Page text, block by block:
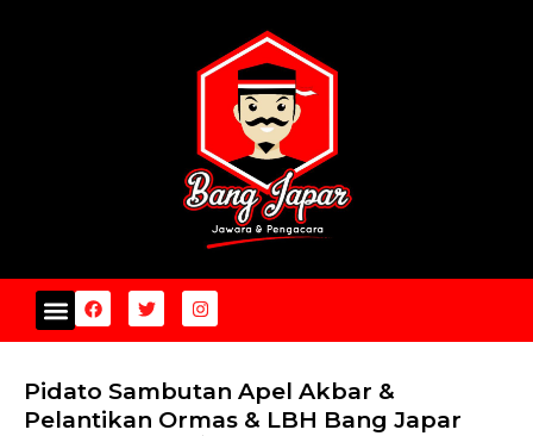
Pidato Sambutan Apel Akbar &
Pelantikan Ormas & LBH Bang Japar